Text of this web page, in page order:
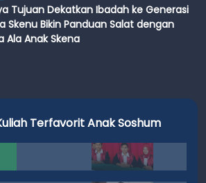
Tujuan Dekatkan Ibadah ke Generasi
Skenu Bikin Panduan Salat dengan
Ala Anak Skena
Terfavorit Anak Soshum